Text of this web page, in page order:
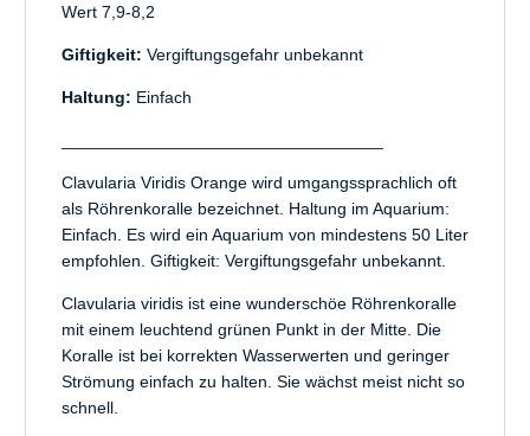
Wert 7,9-8,2
Giftigkeit: Vergiftungsgefahr unbekannt
Haltung: Einfach
Clavularia Viridis Orange wird umgangssprachlich oft
als Röhrenkoralle bezeichnet. Haltung im Aquarium:
Einfach. Es wird ein Aquarium von mindestens 50 Liter
empfohlen. Giftigkeit: Vergiftungsgefahr unbekannt.
Clavularia viridis ist eine wunderschöe Röhrenkoralle
mit einem leuchtend grünen Punkt in der Mitte. Die
Koralle ist bei korrekten Wasserwerten und geringer
Strömung einfach zu halten. Sie wächst meist nicht so
schnell.